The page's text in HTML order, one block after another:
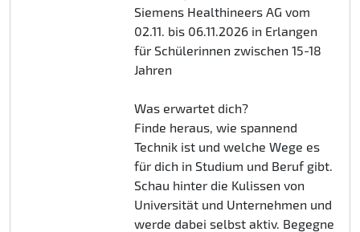
Siemens Healthineers AG vom
02.11. bis 06.11.2026 in Erlangen
für Schülerinnen zwischen 15-18
Jahren
Was erwartet dich?
Finde heraus, wie spannend
Technik ist und welche Wege es
für dich in Studium und Beruf gibt.
Schau hinter die Kulissen von
Universität und Unternehmen und
werde dabei selbst aktiv. Begegne